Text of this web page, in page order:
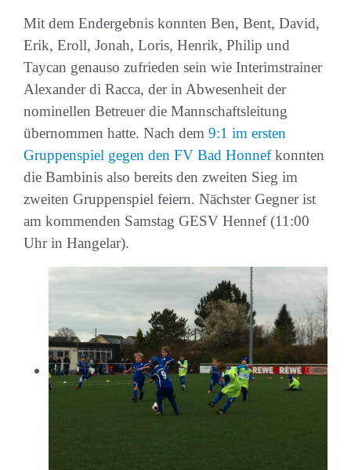
Mit dem Endergebnis konnten Ben, Bent, David,
Erik, Eroll, Jonah, Loris, Henrik, Philip und
Taycan genauso zufrieden sein wie Interimstrainer
Alexander di Racca, der in Abwesenheit der
nominellen Betreuer die Mannschaftsleitung
übernommen hatte. Nach dem 9:1 im ersten
Gruppenspiel gegen den FV Bad Honnefkonnten
die Bambinis also bereits den zweiten Sieg im
zweiten Gruppenspiel feiern. Nächster Gegner ist
am kommenden Samstag GESV Hennef (11:00
Uhr in Hangelar).